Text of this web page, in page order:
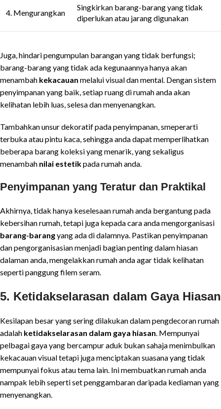
4. Mengurangkan
Singkirkan barang-barang yang tidak
diperlukan atau jarang digunakan
Juga, hindari pengumpulan barangan yang tidak berfungsi;
barang-barang yang tidak ada kegunaannya hanya akan
menambah kekacauan melalui visual dan mental. Dengan sistem
penyimpanan yang baik, setiap ruang di rumah anda akan
kelihatan lebih luas, selesa dan menyenangkan.
Tambahkan unsur dekoratif pada penyimpanan, smeperarti
terbuka atau pintu kaca, sehingga anda dapat memperlihatkan
beberapa barang koleksi yang menarik, yang sekaligus
menambah nilai estetikpada rumah anda.
Penyimpanan yang Teratur dan Praktikal
Akhirnya, tidak hanya keselesaan rumah anda bergantung pada
kebersihan rumah, tetapi juga kepada cara anda mengorganisasi
barang-barangyang ada di dalamnya. Pastikan penyimpanan
dan pengorganisasian menjadi bagian penting dalam hiasan
dalaman anda, mengelakkan rumah anda agar tidak kelihatan
seperti panggung filem seram.
5. Ketidakselarasan dalam Gaya Hiasan
Kesilapan besar yang sering dilakukan dalam pengdecoran rumah
adalah ketidakselarasan dalam gaya hiasan . Mempunyai
pelbagai gaya yang bercampur aduk bukan sahaja menimbulkan
kekacauan visual tetapi juga menciptakan suasana yang tidak
mempunyai fokus atau tema lain. Ini membuatkan rumah anda
nampak lebih seperti set penggambaran daripada kediaman yang
menyenangkan.